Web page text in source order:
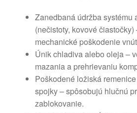
Zanedbaná údržba systému
(nečistoty, kovové
mechanické poškodenie
Únik chladiva alebo oleja –
mazania a prehrievaniu
Poškodené ložiská
spojky – spôsobujú hlučnú
zablokovanie.